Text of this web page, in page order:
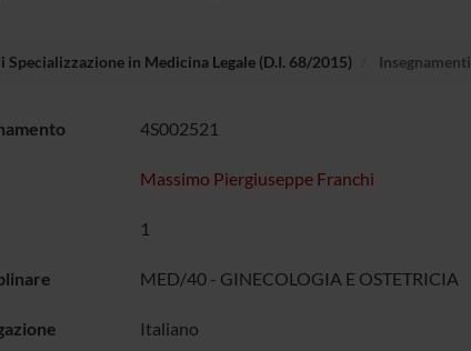
Specializzazione in Medicina Legale (D.I. 68/2015) Insegnamenti
4S002521
Massimo Piergiuseppe Franchi
1
MED/40 - GINECOLOGIA E OSTETRICIA
Italiano